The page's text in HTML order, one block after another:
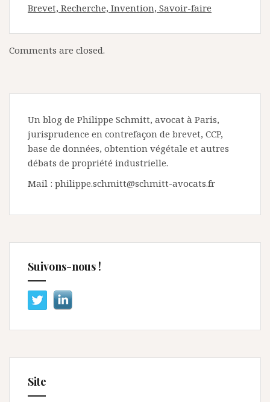
Brevet, Recherche, Invention, Savoir-faire
Comments are closed.
Un blog de Philippe Schmitt, avocat à Paris,
jurisprudence en contrefaçon de brevet, CCP,
base de données, obtention végétale et autres
débats de propriété industrielle.
Mail : philippe.schmitt@schmitt-avocats.fr
Suivons-nous !
Site